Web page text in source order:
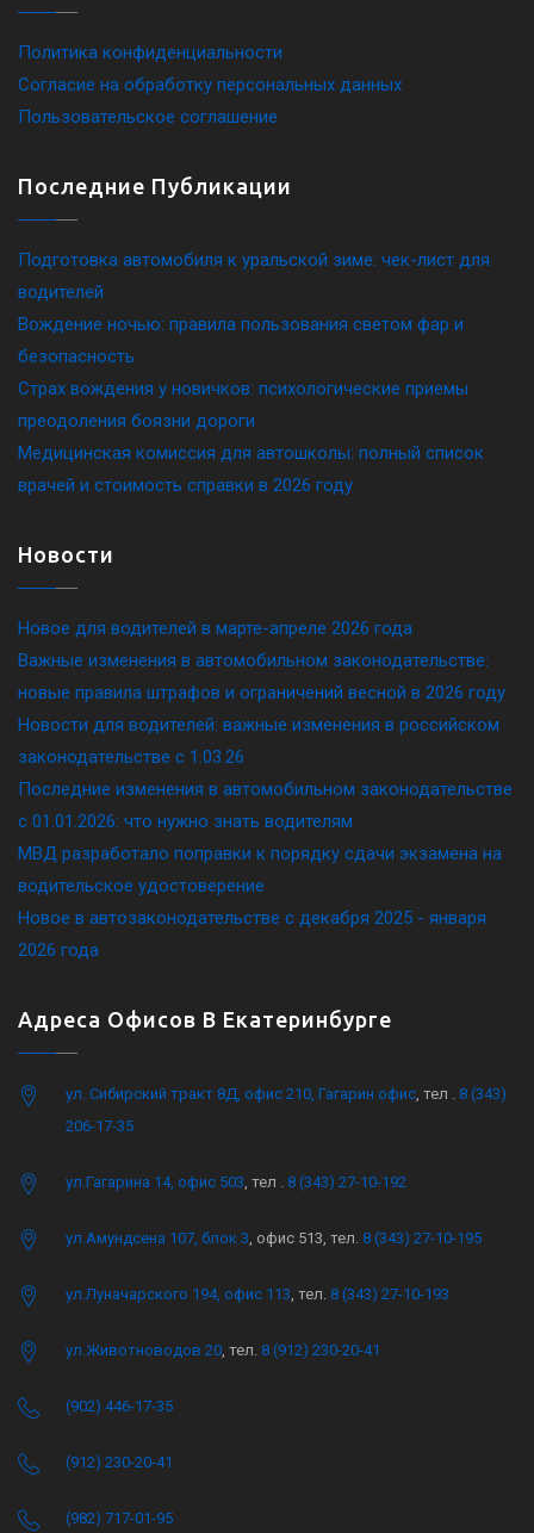
Политика конфиденциальности
Согласие на обработку персональных данных
Пользовательское соглашение
Последние Публикации
Подготовка автомобиля к уральской зиме: чек-лист для
водителей
Вождение ночью: правила пользования светом фар и
безопасность
Страх вождения у новичков: психологические приемы
преодоления боязни дороги
Медицинская комиссия для автошколы: полный список
врачей и стоимость справки в 2026 году
Новости
Новое для водителей в марте-апреле 2026 года
Важные изменения в автомобильном законодательстве:
новые правила штрафов и ограничений весной в 2026 году
Новости для водителей: важные изменения в российском
законодательстве c 1.03.26
Последние изменения в автомобильном законодательстве
c 01.01.2026: что нужно знать водителям
МВД разработало поправки к порядку сдачи экзамена на
водительское удостоверение
Новое в автозаконодательстве с декабря 2025 - января
2026 года
Адреса Офисов В Екатеринбурге
ул. Сибирский тракт 8Д, офис 210, Гагарин офис , тел . 8 (343)
206-17-35
ул.Гагарина 14, офис 503 , тел . 8 (343) 27-10-192
ул.Амундсена 107, блок 3 , офис 513, тел. 8 (343) 27-10-195
ул.Луначарского 194, офис 113 , тел. 8 (343) 27-10-193
ул.Животноводов 20 , тел. 8 (912) 230-20-41
(902) 446-17-35
(912) 230-20-41
(982) 717-01-95